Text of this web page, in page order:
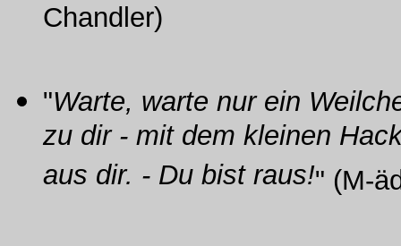
Chandler)
"Warte, warte nur ein
zu dir - mit dem kleinen
aus dir. - Du bist raus!" (M-